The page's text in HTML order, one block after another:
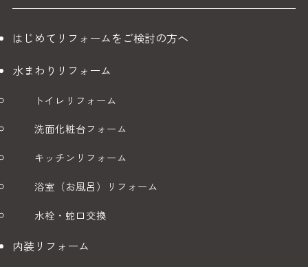
はじめてリフォームをご検討の方へ
水まわりリフォーム
トイレリフォーム
洗面化粧台フォーム
キッチンリフォーム
浴室（お風呂）リフォーム
水栓・蛇口交換
内装リフォーム